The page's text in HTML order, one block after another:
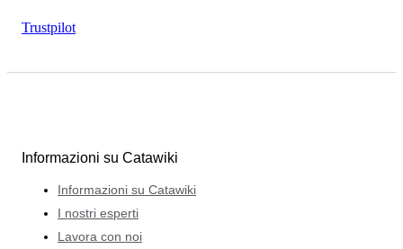
Trustpilot
Informazioni su Catawiki
Informazioni su Catawiki
I nostri esperti
Lavora con noi